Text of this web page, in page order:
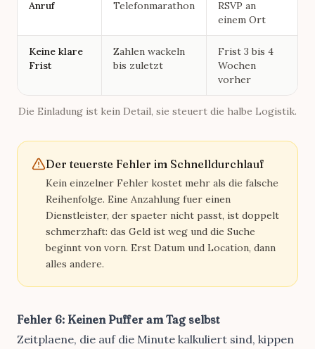
Anruf
Telefonmarathon
RSVP an
einem Ort
Keine klare
Frist
Zahlen wackeln
bis zuletzt
Frist 3 bis 4
Wochen
vorher
Die Einladung ist kein Detail, sie steuert die halbe Logistik.
Der teuerste Fehler im Schnelldurchlauf
Kein einzelner Fehler kostet mehr als die falsche
Reihenfolge. Eine Anzahlung fuer einen
Dienstleister, der spaeter nicht passt, ist doppelt
schmerzhaft: das Geld ist weg und die Suche
beginnt von vorn. Erst Datum und Location, dann
alles andere.
Fehler 6: Keinen Puffer am Tag selbst
Zeitplaene, die auf die Minute kalkuliert sind, kippen